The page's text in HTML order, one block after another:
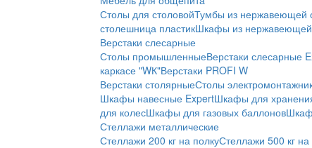
Столы для столовойТумбы из нержавеющей
столешница пластикШкафы из нержавеющей
Верстаки слесарные
Столы промышленныеВерстаки слесарные
каркасе "WК"Верстаки PROFI W
Верстаки столярныеСтолы
Шкафы навесные ExpertШкафы для
для колесШкафы для газовых баллонов
Стеллажи металлические
Стеллажи 200 кг на полкуСтеллажи 500 кг на